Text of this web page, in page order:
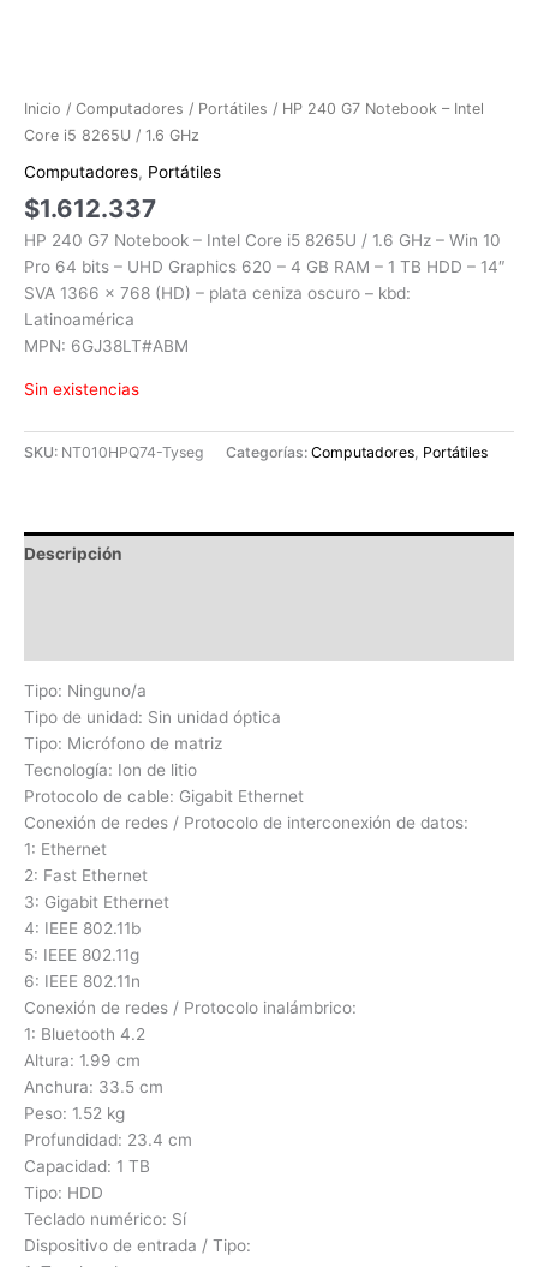
Inicio / Computadores / Portátiles / HP 240 G7 Notebook – Intel
Core i5 8265U / 1.6 GHz
Computadores, Portátiles
$1.612.337
HP 240 G7 Notebook – Intel Core i5 8265U / 1.6 GHz – Win 10
Pro 64 bits – UHD Graphics 620 – 4 GB RAM – 1 TB HDD – 14″
SVA 1366 x 768 (HD) – plata ceniza oscuro – kbd:
Latinoamérica
MPN: 6GJ38LT#ABM
Sin existencias
SKU: NT010HPQ74-Tyseg Categorías: Computadores, Portátiles
Descripción
Tipo: Ninguno/a
Tipo de unidad: Sin unidad óptica
Tipo: Micrófono de matriz
Tecnología: Ion de litio
Protocolo de cable: Gigabit Ethernet
Conexión de redes / Protocolo de interconexión de datos:
1: Ethernet
2: Fast Ethernet
3: Gigabit Ethernet
4: IEEE 802.11b
5: IEEE 802.11g
6: IEEE 802.11n
Conexión de redes / Protocolo inalámbrico:
1: Bluetooth 4.2
Altura: 1.99 cm
Anchura: 33.5 cm
Peso: 1.52 kg
Profundidad: 23.4 cm
Capacidad: 1 TB
Tipo: HDD
Teclado numérico: Sí
Dispositivo de entrada / Tipo: